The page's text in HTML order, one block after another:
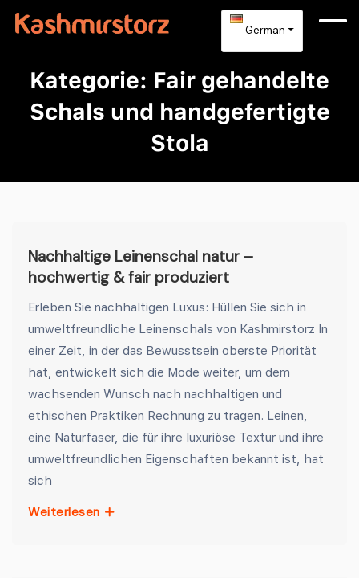
German
Kategorie: Fair gehandelte
Schals und handgefertigte
Stola
Nachhaltige Leinenschal natur –
hochwertig & fair produziert
Erleben Sie nachhaltigen Luxus: Hüllen Sie sich in
umweltfreundliche Leinenschals von Kashmirstorz In
einer Zeit, in der das Bewusstsein oberste Priorität
hat, entwickelt sich die Mode weiter, um dem
wachsenden Wunsch nach nachhaltigen und
ethischen Praktiken Rechnung zu tragen. Leinen,
eine Naturfaser, die für ihre luxuriöse Textur und ihre
umweltfreundlichen Eigenschaften bekannt ist, hat
sich
Weiterlesen